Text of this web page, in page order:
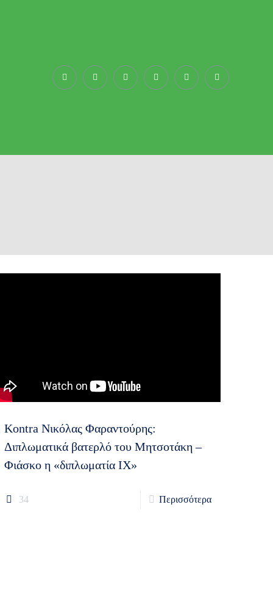
Kontra Νικόλας Φαραντούρης:
Διπλωματικά βατερλό του Μητσοτάκη –
Φιάσκο η «διπλωματία ΙΧ»
34 Περισσότερα